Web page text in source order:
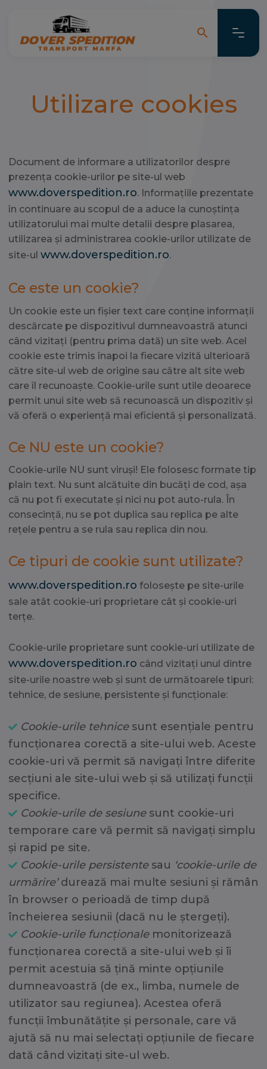
search search
Utilizare cookies
Document de informare a utilizatorilor despre
prezența cookie-urilor pe site-ul web
www.doverspedition.ro. Informațiile prezentate
în continuare au scopul de a aduce la cunoștința
utilizatorului mai multe detalii despre plasarea,
utilizarea și administrarea cookie-urilor utilizate de
site-ul www.doverspedition.ro.
Ce este un cookie?
Un cookie este un fișier text care conține informații
descărcate pe dispozitivul dumneavoastră atunci
când vizitați (pentru prima dată) un site web. Acel
cookie este trimis înapoi la fiecare vizită ulterioară
către site-ul web de origine sau către alt site web
care îl recunoaște. Cookie-urile sunt utile deoarece
permit unui site web să recunoască un dispozitiv și
vă oferă o experiență mai eficientă și personalizată.
Ce NU este un cookie?
Cookie-urile NU sunt viruși! Ele folosesc formate tip
plain text. Nu sunt alcătuite din bucăți de cod, așa
că nu pot fi executate și nici nu pot auto-rula. În
consecință, nu se pot duplica sau replica pe alte
rețele pentru a se rula sau replica din nou.
Ce tipuri de cookie sunt utilizate?
www.doverspedition.ro folosește pe site-urile
sale atât cookie-uri proprietare cât și cookie-uri
terțe.
Cookie-urile proprietare sunt cookie-uri utilizate de
www.doverspedition.ro când vizitați unul dintre
site-urile noastre web și sunt de următoarele tipuri:
tehnice, de sesiune, persistente și funcționale:
Cookie-urile tehnicesunt esențiale pentru
funcționarea corectă a site-ului web. Aceste
cookie-uri vă permit să navigați între diferite
secțiuni ale site-ului web și să utilizați funcții
specifice.
Cookie-urile de sesiunesunt cookie-uri
temporare care vă permit să navigați simplu
și rapid pe site.
Cookie-urile persistentesau ‘cookie-urile de
urmărire’durează mai multe sesiuni și rămân
în browser o perioadă de timp după
încheierea sesiunii (dacă nu le ștergeți).
Cookie-urile funcționalemonitorizează
funcționarea corectă a site-ului web și îi
permit acestuia să țină minte opțiunile
dumneavoastră (de ex., limba, numele de
utilizator sau regiunea). Acestea oferă
funcții îmbunătățite și personale, care vă
ajută să nu mai selectați opțiunile de fiecare
dată când vizitați site-ul web.